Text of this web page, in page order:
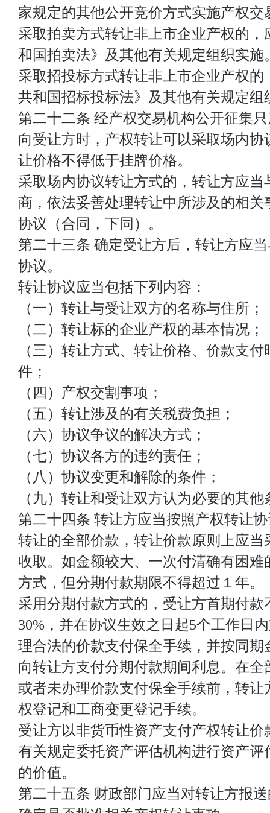
家规定的其他公开竞价方式实施产权交
采取拍卖方式转让非上市企业产权的
和国拍卖法》及其他有关规定组织实施
采取招投标方式转让非上市企业产权
共和国招标投标法》及其他有关规定组
第二十二条 经产权交易机构公开征集
向受让方时，产权转让可以采取场内
让价格不得低于挂牌价格。
采取场内协议转让方式的，转让方应
商，依法妥善处理转让中所涉及的相
协议（合同，下同）。
第二十三条 确定受让方后，转让方应
协议。
转让协议应当包括下列内容：
（一）转让与受让双方的名称与住所；
（二）转让标的企业产权的基本情况；
（三）转让方式、转让价格、价款支
件；
（四）产权交割事项；
（五）转让涉及的有关税费负担；
（六）协议争议的解决方式；
（七）协议各方的违约责任；
（八）协议变更和解除的条件；
（九）转让和受让双方认为必要的其他
第二十四条 转让方应当按照产权转让
转让的全部价款，转让价款原则上应
收取。如金额较大、一次付清确有困
方式，但分期付款期限不得超过１年。
采用分期付款方式的，受让方首期付款
30%，并在协议生效之日起5个工作日
理合法的价款支付保全手续，并按同
向转让方支付分期付款期间利息。在
或者未办理价款支付保全手续前，转
权登记和工商变更登记手续。
受让方以非货币性资产支付产权转让
有关规定委托资产评估机构进行资产
的价值。
第二十五条 财政部门应当对转让方报